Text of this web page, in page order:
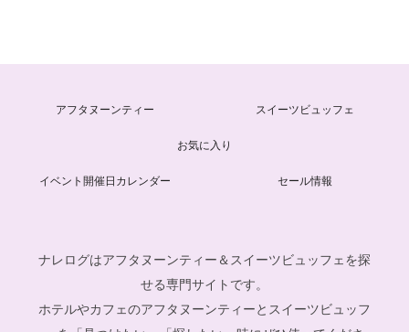
アフタヌーンティー スイーツビュッフェ
お気に入り
イベント開催日カレンダー セール情報
ナレログはアフタヌーンティー＆スイーツビュッフェを探
せる専門サイトです。
ホテルやカフェのアフタヌーンティーとスイーツビュッフ